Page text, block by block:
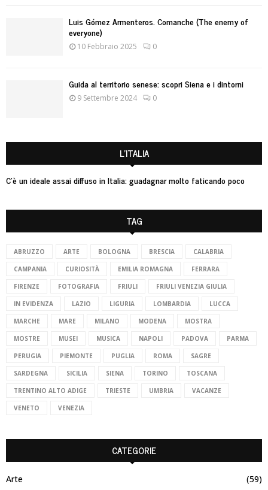
Luis Gómez Armenteros. Comanche (The enemy of
everyone)
10 Febbraio 2025 0
Guida al territorio senese: scopri Siena e i dintorni
9 Settembre 2024 0
L'ITALIA
C’è un ideale assai diffuso in Italia: guadagnar molto faticando poco
TAG
ABRUZZO ARTE BOLOGNA BRESCIA CALABRIA
CAMPANIA CURIOSITÀ EMILIA ROMAGNA FERRARA
FIRENZE FOTOGRAFIA FRIULI FRIULI VENEZIA GIULIA
IN EVIDENZA LAZIO LIGURIA LOMBARDIA LUCCA
MARCHE MARE MILANO MODENA MOSTRA
MOSTRE MUSEI MUSICA NAPOLI PADOVA PARMA
PERUGIA PIEMONTE PUGLIA ROMA SAGRE
SARDEGNA SICILIA SIENA TORINO TOSCANA
TRENTINO ALTO ADIGE TRIESTE UMBRIA VACANZE
VENETO VENEZIA
CATEGORIE
Arte
(59)